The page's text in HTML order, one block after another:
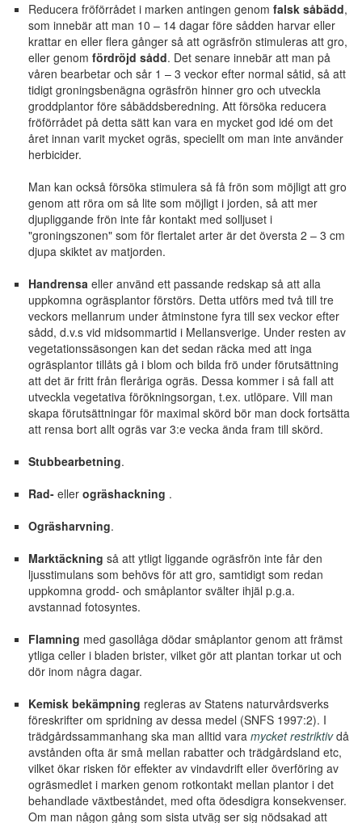
Reducera fröförrådet i marken antingen genom falsk såbädd,
som innebär att man 10 – 14 dagar före sådden harvar eller
krattar en eller flera gånger så att ogräsfrön stimuleras att gro,
eller genom fördröjd sådd. Det senare innebär att man på
våren bearbetar och sår 1 – 3 veckor efter normal såtid, så att
tidigt groningsbenägna ogräsfrön hinner gro och utveckla
groddplantor före såbäddsberedning. Att försöka reducera
fröförrådet på detta sätt kan vara en mycket god idé om det
året innan varit mycket ogräs, speciellt om man inte använder
herbicider.
Man kan också försöka stimulera så få frön som möjligt att gro
genom att röra om så lite som möjligt i jorden, så att mer
djupliggande frön inte får kontakt med solljuset i
"groningszonen" som för flertalet arter är det översta 2 – 3 cm
djupa skiktet av matjorden.
Handrensa eller använd ett passande redskap så att alla
uppkomna ogräsplantor förstörs. Detta utförs med två till tre
veckors mellanrum under åtminstone fyra till sex veckor efter
sådd, d.v.s vid midsommartid i Mellansverige. Under resten av
vegetationssäsongen kan det sedan räcka med att inga
ogräsplantor tillåts gå i blom och bilda frö under förutsättning
att det är fritt från fleråriga ogräs. Dessa kommer i så fall att
utveckla vegetativa förökningsorgan, t.ex. utlöpare. Vill man
skapa förutsättningar för maximal skörd bör man dock fortsätta
att rensa bort allt ogräs var 3:e vecka ända fram till skörd.
Stubbearbetning.
Rad- eller ogräshackning .
Ogräsharvning.
Marktäckning så att ytligt liggande ogräsfrön inte får den
ljusstimulans som behövs för att gro, samtidigt som redan
uppkomna grodd- och småplantor svälter ihjäl p.g.a.
avstannad fotosyntes.
Flamning med gasollåga dödar småplantor genom att främst
ytliga celler i bladen brister, vilket gör att plantan torkar ut och
dör inom några dagar.
Kemisk bekämpning regleras av Statens naturvårdsverks
föreskrifter om spridning av dessa medel (SNFS 1997:2). I
trädgårdssammanhang ska man alltid vara mycket restriktivdå
avstånden ofta är små mellan rabatter och trädgårdsland etc,
vilket ökar risken för effekter av vindavdrift eller överföring av
ogräsmedlet i marken genom rotkontakt mellan plantor i det
behandlade växtbeståndet, med ofta ödesdigra konsekvenser.
Om man någon gång som sista utväg ser sig nödsakad att